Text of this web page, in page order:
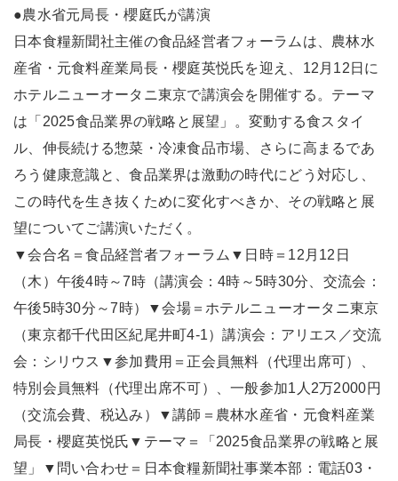
●農水省元局長・櫻庭氏が講演
日本食糧新聞社主催の食品経営者フォーラムは、農林水
産省・元食料産業局長・櫻庭英悦氏を迎え、12月12日に
ホテルニューオータニ東京で講演会を開催する。テーマ
は「2025食品業界の戦略と展望」。変動する食スタイ
ル、伸長続ける惣菜・冷凍食品市場、さらに高まるであ
ろう健康意識と、食品業界は激動の時代にどう対応し、
この時代を生き抜くために変化すべきか、その戦略と展
望についてご講演いただく。
▼会合名＝食品経営者フォーラム▼日時＝12月12日
（木）午後4時～7時（講演会：4時～5時30分、交流会：
午後5時30分～7時）▼会場＝ホテルニューオータニ東京
（東京都千代田区紀尾井町4-1）講演会：アリエス／交流
会：シリウス▼参加費用＝正会員無料（代理出席可）、
特別会員無料（代理出席不可）、一般参加1人2万2000円
（交流会費、税込み）▼講師＝農林水産省・元食料産業
局長・櫻庭英悦氏▼テーマ＝「2025食品業界の戦略と展
望」▼問い合わせ＝日本食糧新聞社事業本部：電話03・